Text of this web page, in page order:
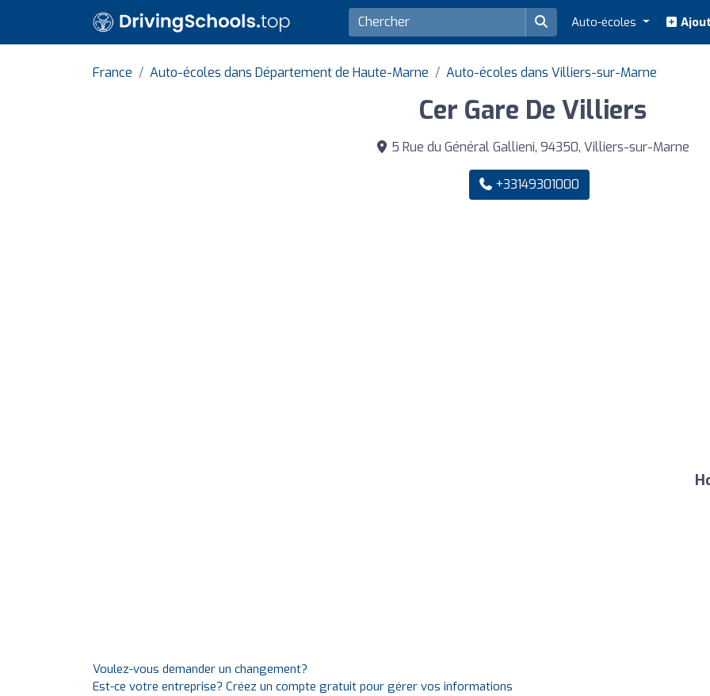
Auto-écoles
France Auto-écoles dans Département de Haute-Marne Auto-écoles dans Villiers-sur-Marne
Cer Gare De Villiers
5 Rue du Général Gallieni, 94350, Villiers-sur-Marne
+33149301000
Voulez-vous demander un changement?
Est-ce votre entreprise? Créez un compte gratuit pour gérer vos informations